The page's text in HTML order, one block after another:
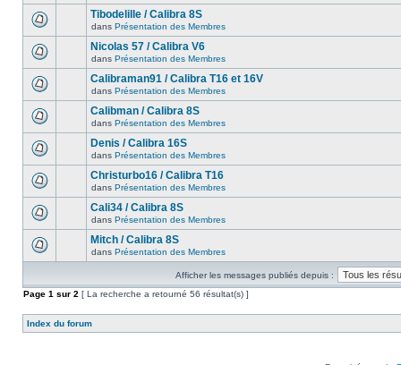
Tibodelille / Calibra 8S
dans Présentation des Membres
Nicolas 57 / Calibra V6
dans Présentation des Membres
Calibraman91 / Calibra T16 et 16V
dans Présentation des Membres
Calibman / Calibra 8S
dans Présentation des Membres
Denis / Calibra 16S
dans Présentation des Membres
Christurbo16 / Calibra T16
dans Présentation des Membres
Cali34 / Calibra 8S
dans Présentation des Membres
Mitch / Calibra 8S
dans Présentation des Membres
Afficher les messages publiés depuis :
Page 1 sur 2 [ La recherche a retourné 56 résultat(s) ]
Index du forum